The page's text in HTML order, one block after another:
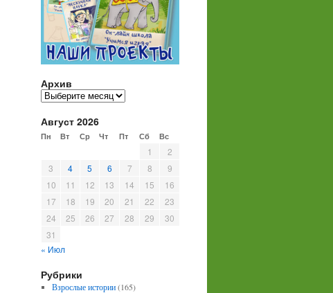
Архив
Архив
Август 2026
Пн Вт Ср Чт Пт Сб Вс
1
2
3
4 5 6 7 8
9
10
11 12 13 14 15
16
17
18 19 20 21 22
23
24
25 26 27 28 29
30
31
« Июл
Рубрики
Взрослые истории(165)